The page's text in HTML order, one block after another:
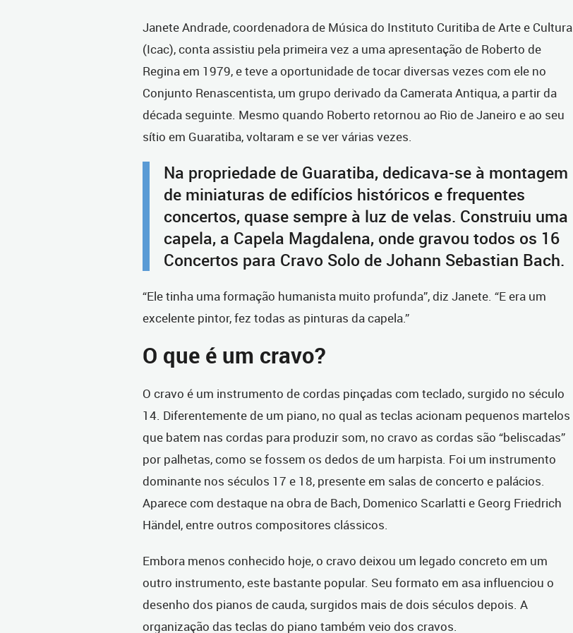
Janete Andrade, coordenadora de Música do Instituto Curitiba de Arte e Cultura
(Icac), conta assistiu pela primeira vez a uma apresentação de Roberto de
Regina em 1979, e teve a oportunidade de tocar diversas vezes com ele no
Conjunto Renascentista, um grupo derivado da Camerata Antiqua, a partir da
década seguinte. Mesmo quando Roberto retornou ao Rio de Janeiro e ao seu
sítio em Guaratiba, voltaram e se ver várias vezes.
Na propriedade de Guaratiba, dedicava-se à montagem
de miniaturas de edifícios históricos e frequentes
concertos, quase sempre à luz de velas. Construiu uma
capela, a Capela Magdalena, onde gravou todos os 16
Concertos para Cravo Solo de Johann Sebastian Bach.
“Ele tinha uma formação humanista muito profunda”, diz Janete. “E era um
excelente pintor, fez todas as pinturas da capela.”
O que é um cravo?
O cravo é um instrumento de cordas pinçadas com teclado, surgido no século
14. Diferentemente de um piano, no qual as teclas acionam pequenos martelos
que batem nas cordas para produzir som, no cravo as cordas são “beliscadas”
por palhetas, como se fossem os dedos de um harpista. Foi um instrumento
dominante nos séculos 17 e 18, presente em salas de concerto e palácios.
Aparece com destaque na obra de Bach, Domenico Scarlatti e Georg Friedrich
Händel, entre outros compositores clássicos.
Embora menos conhecido hoje, o cravo deixou um legado concreto em um
outro instrumento, este bastante popular. Seu formato em asa influenciou o
desenho dos pianos de cauda, surgidos mais de dois séculos depois. A
organização das teclas do piano também veio dos cravos.